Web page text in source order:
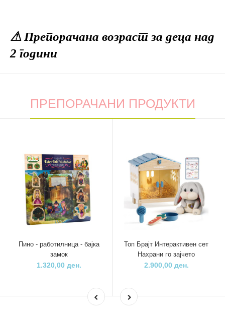
⚠ Препорачана возраст за деца над
2 години
ПРЕПОРАЧАНИ ПРОДУКТИ
Пино - работилница - бајка
замок
1.320,00 ден.
Топ Брајт Интерактивен сет
Нахрани го зајчето
2.900,00 ден.